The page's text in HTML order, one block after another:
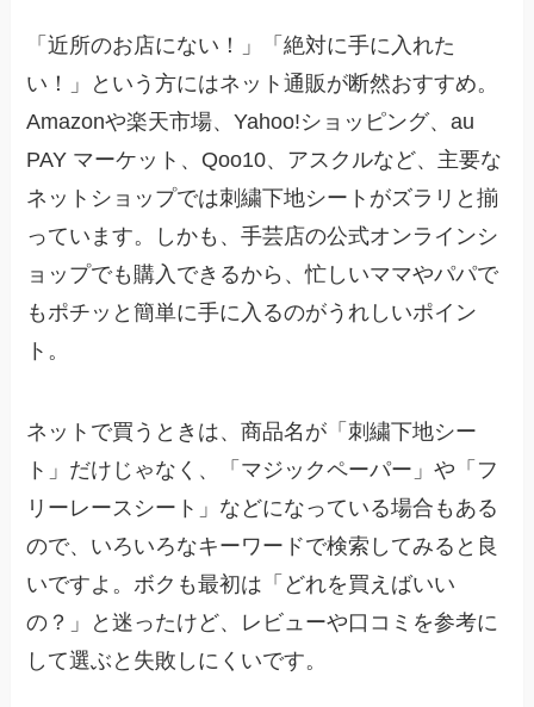
「近所のお店にない！」「絶対に手に入れた
い！」という方にはネット通販が断然おすすめ。
Amazonや楽天市場、Yahoo!ショッピング、au
PAY マーケット、Qoo10、アスクルなど、主要な
ネットショップでは刺繍下地シートがズラリと揃
っています。しかも、手芸店の公式オンラインシ
ョップでも購入できるから、忙しいママやパパで
もポチッと簡単に手に入るのがうれしいポイン
ト。
ネットで買うときは、商品名が「刺繍下地シー
ト」だけじゃなく、「マジックペーパー」や「フ
リーレースシート」などになっている場合もある
ので、いろいろなキーワードで検索してみると良
いですよ。ボクも最初は「どれを買えばいい
の？」と迷ったけど、レビューや口コミを参考に
して選ぶと失敗しにくいです。